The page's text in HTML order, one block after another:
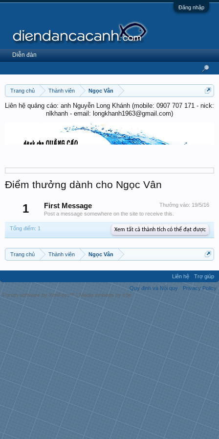
Đăng nhập
Trang chủ Thành viên Ngọc Vân
Liên hệ quảng cáo: anh Nguyễn Long Khánh (mobile: 0907 707 171 - nick:
nlkhanh - email: longkhanh1963@gmail.com)
Điểm thưởng dành cho Ngọc Vân
1 Thưởng vào: 19/5/16
First Message
Post a message somewhere on the site to receive this.
Tổng điểm: 1 Xem tất cả thành tích có thể đạt được
Trang chủ Thành viên Ngọc Vân
Diễn đàn
Liên hệ
Trợ giúp
Quy định và Nội quy
Privacy Policy
Forum software by XenForo™ | Media embeds by s9e